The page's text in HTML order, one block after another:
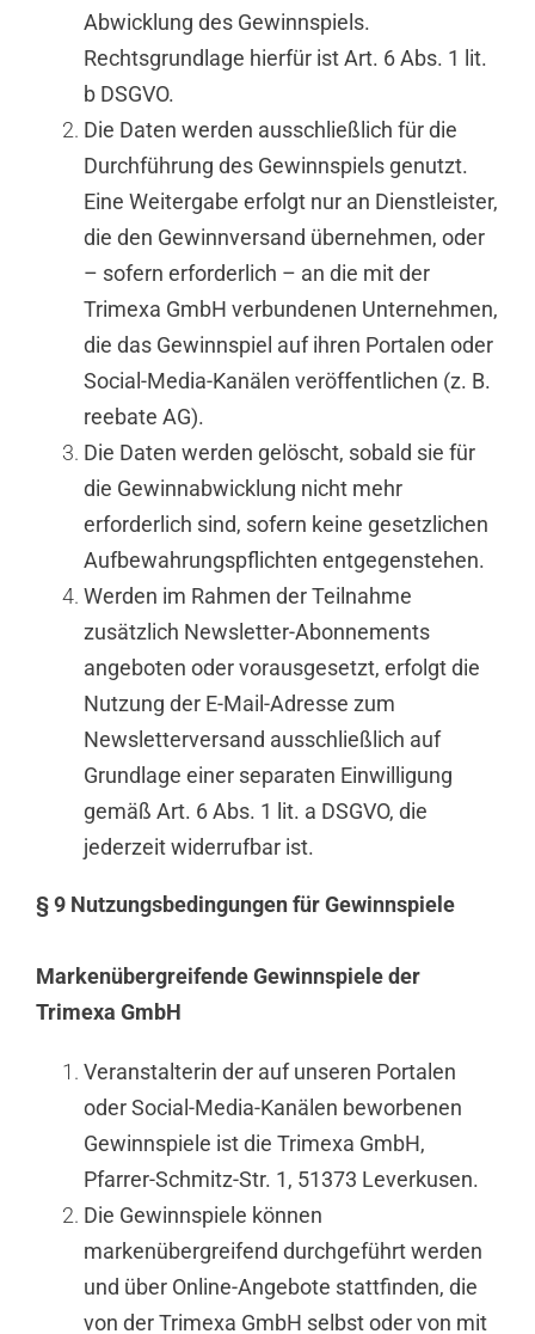
Abwicklung des Gewinnspiels.
Rechtsgrundlage hierfür ist Art. 6 Abs. 1 lit.
b DSGVO.
Die Daten werden ausschließlich für die
Durchführung des Gewinnspiels genutzt.
Eine Weitergabe erfolgt nur an Dienstleister,
die den Gewinnversand übernehmen, oder
– sofern erforderlich – an die mit der
Trimexa GmbH verbundenen Unternehmen,
die das Gewinnspiel auf ihren Portalen oder
Social-Media-Kanälen veröffentlichen (z. B.
reebate AG).
Die Daten werden gelöscht, sobald sie für
die Gewinnabwicklung nicht mehr
erforderlich sind, sofern keine gesetzlichen
Aufbewahrungspflichten entgegenstehen.
Werden im Rahmen der Teilnahme
zusätzlich Newsletter-Abonnements
angeboten oder vorausgesetzt, erfolgt die
Nutzung der E-Mail-Adresse zum
Newsletterversand ausschließlich auf
Grundlage einer separaten Einwilligung
gemäß Art. 6 Abs. 1 lit. a DSGVO, die
jederzeit widerrufbar ist.
§ 9 Nutzungsbedingungen für Gewinnspiele
Markenübergreifende Gewinnspiele der
Trimexa GmbH
Veranstalterin der auf unseren Portalen
oder Social-Media-Kanälen beworbenen
Gewinnspiele ist die Trimexa GmbH,
Pfarrer-Schmitz-Str. 1, 51373 Leverkusen.
Die Gewinnspiele können
markenübergreifend durchgeführt werden
und über Online-Angebote stattfinden, die
von der Trimexa GmbH selbst oder von mit